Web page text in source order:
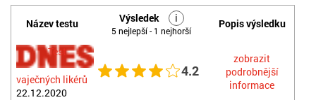
Název testu Výsledek i
5 nejlepší - 1 nejhorší
Popis výsledku
Test
vaječných likérů
22.12.2020
4.2
zobrazit
podrobnější
informace